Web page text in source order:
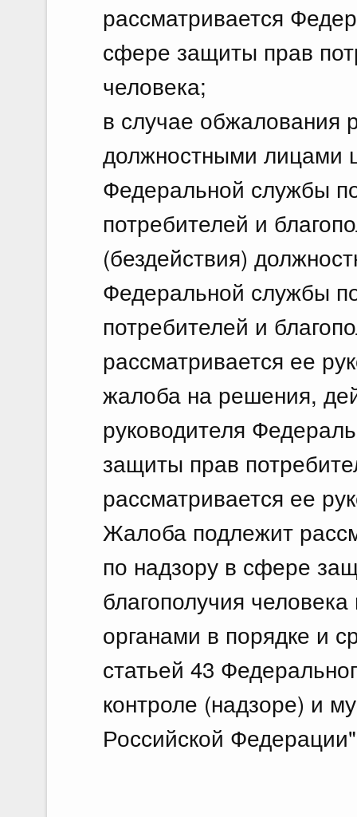
рассматривается
сфере защиты прав
человека;
в случае обжалования
должностными лицами
Федеральной службы
потребителей и
(бездействия)
Федеральной службы
потребителей и
рассматривается ее
жалоба на решения,
руководителя
защиты прав
рассматривается ее
Жалоба подлежит
по надзору в сфере
благополучия
органами в порядке и
статьей 43
контроле (надзоре) и
Российской